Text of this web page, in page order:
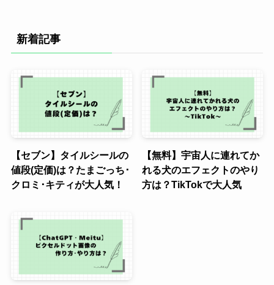
新着記事
【セブン】タイルシールの
値段(定価)は？たまごっち･
クロミ･キティが大人気！
【無料】宇宙人に連れてか
れる犬のエフェクトのやり
方は？TikTokで大人気